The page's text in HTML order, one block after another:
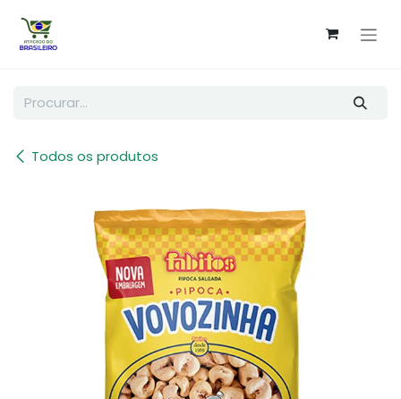
Todos os produtos